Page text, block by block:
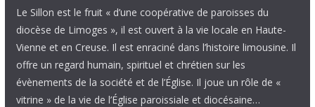
Le Sillon est le fruit « d’une coopérative de paroisses du
diocèse de Limoges », il est ouvert à la vie locale en Haute-
Vienne et en Creuse. Il est enraciné dans l’histoire limousine. Il
offre un regard humain, spirituel et chrétien sur les
évènements de la société et de l’Église. Il joue un rôle de «
vitrine » de la vie de l’Église paroissiale et diocésaine…